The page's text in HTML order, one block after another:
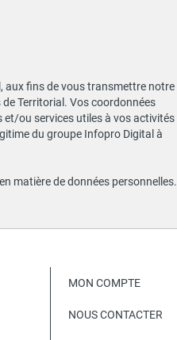
aux fins de vous transmettre notre
Territorial. Vos coordonnées
ou services utiles à vos activités
du groupe Infopro Digital à
matière de données personnelles.
MON COMPTE
NOUS CONTACTER